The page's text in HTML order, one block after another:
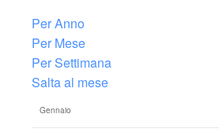
Per Anno
Per Mese
Per Settimana
Salta al mese